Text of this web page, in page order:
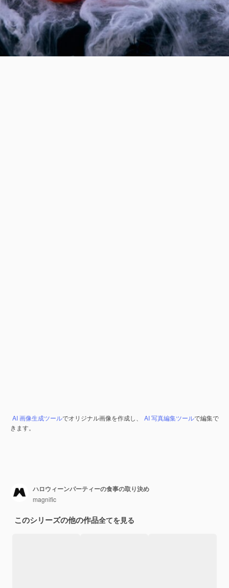
AI 画像生成ツールでオリジナル画像を作成し、 AI 写真編集ツールで編集で
きます。
ハロウィーンパーティーの食事の取り決め
magnific
このシリーズの他の作品全てを見る